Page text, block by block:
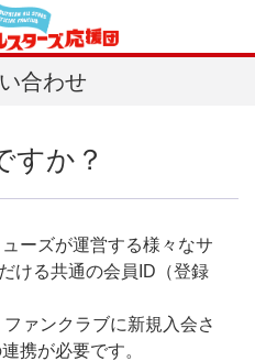
合わせ
すか？
ーズが運営する様々なサ
ける共通の会員ID（登録
ァンクラブに新規入会さ
携が必要です。